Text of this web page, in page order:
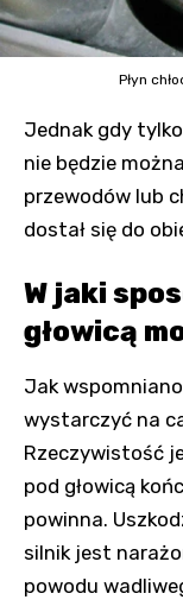
Płyn
Jednak gdy
nie będzie
przewodów lub
dostał się do
W jaki
głowicą
Jak
wystarczyć na
Rzeczywistość
pod głowicą
powinna.
silnik jest
powodu